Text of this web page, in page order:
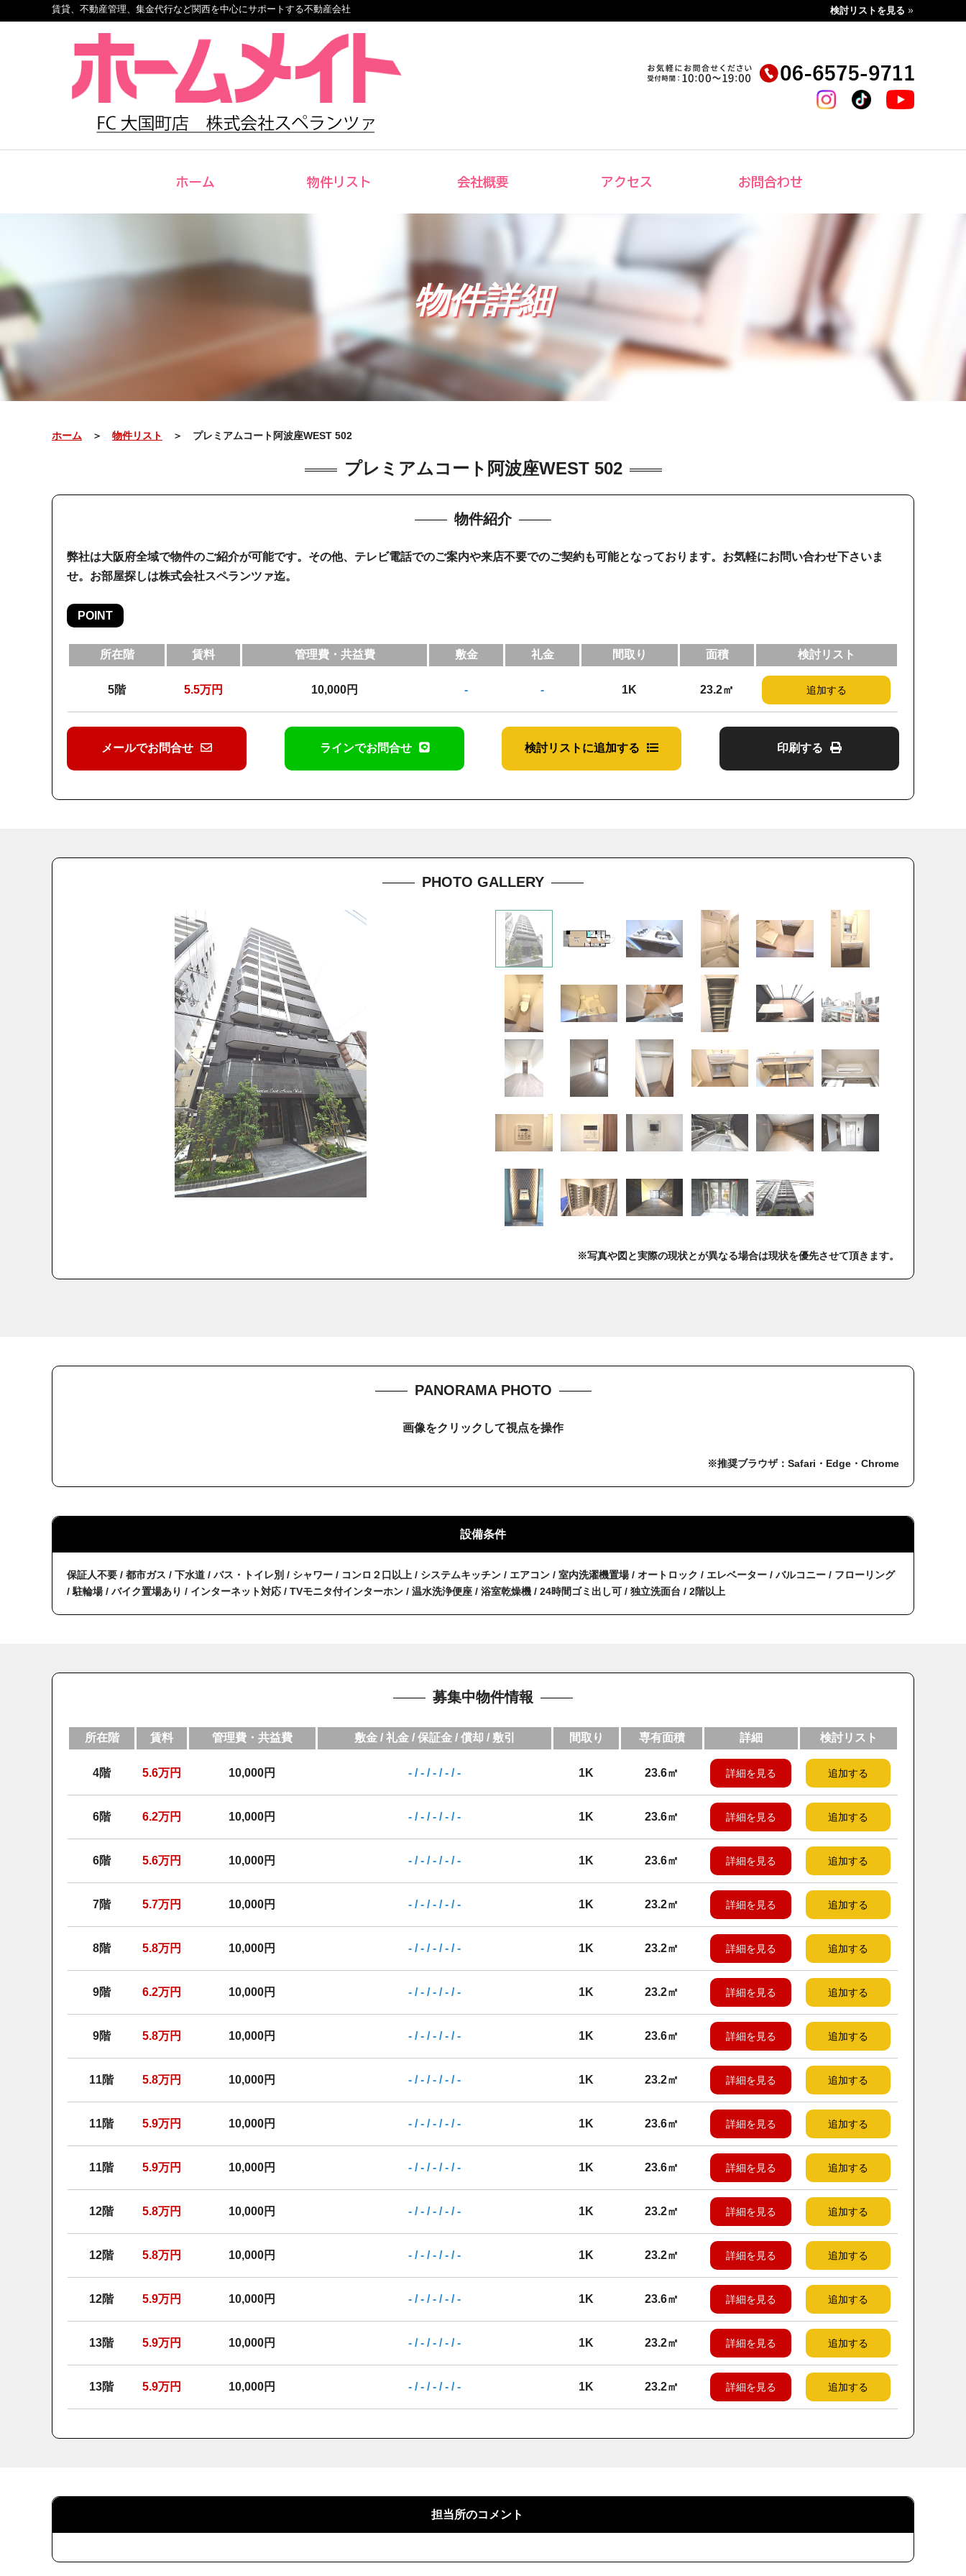
賃貸、不動産管理、集金代行など関西を中心にサポートする不動産会社 検討リストを見る
ホーム 物件リスト 会社概要 アクセス お問合わせ
物件詳細
ホーム ＞ 物件リスト ＞ プレミアムコート阿波座WEST 502
プレミアムコート阿波座WEST 502
物件紹介
弊社は大阪府全域で物件のご紹介が可能です。その他、テレビ電話でのご案内や来店不要でのご契約も可能となっております。お気軽にお問い合わせ下さいま
せ。お部屋探しは株式会社スペランツァ迄。
POINT
所在階 賃料 管理費・共益費 敷金 礼金 間取り 面積 検討リスト
5階 5.5万円 10,000円 - - 1K 23.2㎡ 追加する
メールでお問合せ ラインでお問合せ 検討リストに追加する 印刷する
PHOTO GALLERY
※写真や図と実際の現状とが異なる場合は現状を優先させて頂きます。
PANORAMA PHOTO
画像をクリックして視点を操作
※推奨ブラウザ：Safari・Edge・Chrome
設備条件
保証人不要 / 都市ガス / 下水道 / バス・トイレ別 / シャワー / コンロ２口以上 / システムキッチン / エアコン / 室内洗濯機置場 / オートロック / エレベーター / バルコニー / フローリング
/ 駐輪場 / バイク置場あり / インターネット対応 / TVモニタ付インターホン / 温水洗浄便座 / 浴室乾燥機 / 24時間ゴミ出し可 / 独立洗面台 / 2階以上
募集中物件情報
所在階 賃料 管理費・共益費 敷金 / 礼金 / 保証金 / 償却 / 敷引 間取り 専有面積 詳細 検討リスト
4階 5.6万円 10,000円 - / - / - / - / - 1K 23.6㎡ 詳細を見る 追加する
6階 6.2万円 10,000円 - / - / - / - / - 1K 23.6㎡ 詳細を見る 追加する
6階 5.6万円 10,000円 - / - / - / - / - 1K 23.6㎡ 詳細を見る 追加する
7階 5.7万円 10,000円 - / - / - / - / - 1K 23.2㎡ 詳細を見る 追加する
8階 5.8万円 10,000円 - / - / - / - / - 1K 23.2㎡ 詳細を見る 追加する
9階 6.2万円 10,000円 - / - / - / - / - 1K 23.2㎡ 詳細を見る 追加する
9階 5.8万円 10,000円 - / - / - / - / - 1K 23.6㎡ 詳細を見る 追加する
11階 5.8万円 10,000円 - / - / - / - / - 1K 23.2㎡ 詳細を見る 追加する
11階 5.9万円 10,000円 - / - / - / - / - 1K 23.6㎡ 詳細を見る 追加する
11階 5.9万円 10,000円 - / - / - / - / - 1K 23.6㎡ 詳細を見る 追加する
12階 5.8万円 10,000円 - / - / - / - / - 1K 23.2㎡ 詳細を見る 追加する
12階 5.8万円 10,000円 - / - / - / - / - 1K 23.2㎡ 詳細を見る 追加する
12階 5.9万円 10,000円 - / - / - / - / - 1K 23.6㎡ 詳細を見る 追加する
13階 5.9万円 10,000円 - / - / - / - / - 1K 23.2㎡ 詳細を見る 追加する
13階 5.9万円 10,000円 - / - / - / - / - 1K 23.2㎡ 詳細を見る 追加する
担当所のコメント